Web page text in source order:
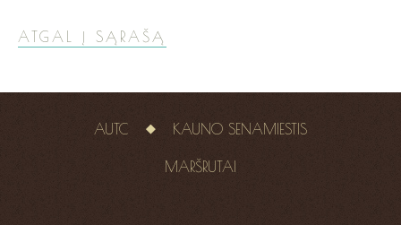
ATGAL Į SĄRAŠĄ
AUTC KAUNO SENAMIESTIS
MARŠRUTAI